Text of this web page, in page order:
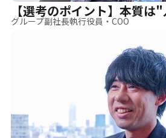
【選考のポイント】本質は
グループ副社長執行役員・COO